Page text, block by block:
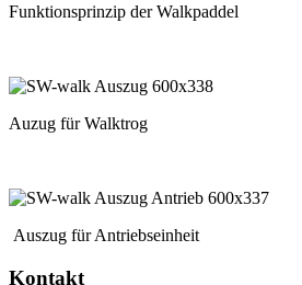
Funktionsprinzip der Walkpaddel
Auzug für Walktrog
Auszug für Antriebseinheit
Kontakt